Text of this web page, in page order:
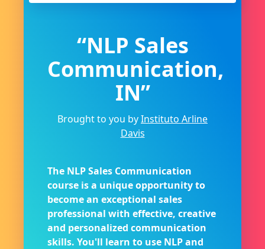
“NLP Sales
Communication,
IN”
Brought to you byInstituto Arline
Davis
The NLP Sales Communication
course is a unique opportunity to
become an exceptional sales
professional with effective, creative
and personalized communication
skills. You'll learn to use NLP and